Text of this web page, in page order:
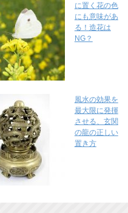
に置く花の色
にも意味があ
る！造花は
NG？
風水の効果を
最大限に発揮
させる、玄関
の龍の正しい
置き方